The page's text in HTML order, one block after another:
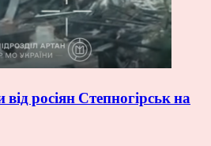
росіян Степногірськ на